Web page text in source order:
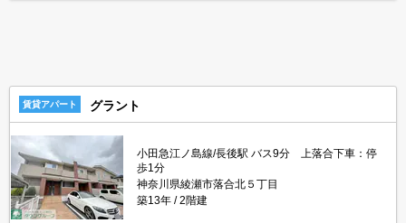
賃貸アパート グラント
小田急江ノ島線/長後駅 バス9分 上落合下車：停
歩1分
神奈川県綾瀬市落合北５丁目
築13年
2階建